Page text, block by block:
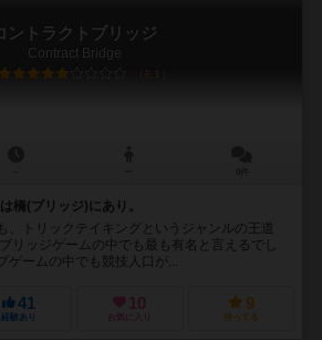
ントラクトブリッジ
Contract Bridge
6.1
橋(ブリッジ)にあり。
、トリックテイキングというジャンルの王道
リッジゲームの中でも最も有名と言えるでし
ゲームの中でも競技人口が...
41
経験あり
10
お気に入り
9
持ってる